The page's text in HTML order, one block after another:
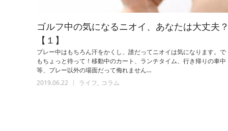
ゴルフ中の気になるニオイ、あなたは大丈夫
【１】
プレー中はもちろん汗をかくし、誰だってニオイは気になります。で
もちょっと待って！移動中のカート、ランチタイム、行き帰りの車中
等、プレー以外の場面だって侮れません…
2019.06.22
ライフ コラム